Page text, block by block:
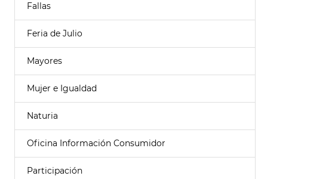
Fallas
Feria de Julio
Mayores
Mujer e Igualdad
Naturia
Oficina Información Consumidor
Participación